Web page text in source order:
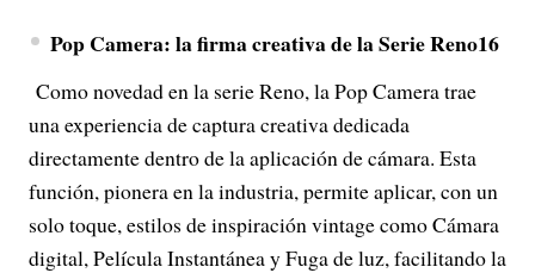
Pop Camera: la firma creativa de la Serie Reno16
Como novedad en la serie Reno, la Pop Camera trae
una experiencia de captura creativa dedicada
directamente dentro de la aplicación de cámara. Esta
función, pionera en la industria, permite aplicar, con un
solo toque, estilos de inspiración vintage como Cámara
digital, Película Instantánea y Fuga de luz, facilitando la